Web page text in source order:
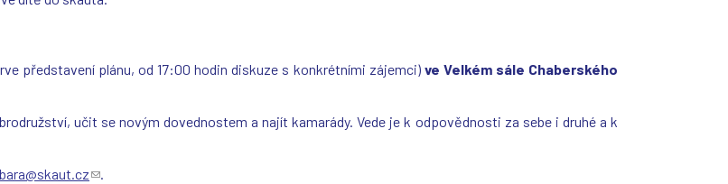
představení plánu, od 17:00 hodin diskuze s konkrétními zájemci) ve Velkém sále Chaberského
učit se novým dovednostem a najít kamarády. Vede je k odpovědnosti za sebe i druhé a k
(